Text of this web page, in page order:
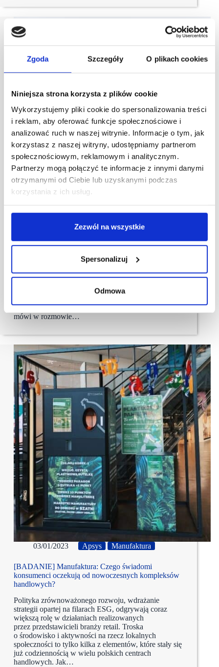
Zgoda Szczegóły O plikach cookies
Niniejsza strona korzysta z plików cookie
Wykorzystujemy pliki cookie do spersonalizowania treści
i reklam, aby oferować funkcje społecznościowe i
analizować ruch w naszej witrynie. Informacje o tym, jak
korzystasz z naszej witryny, udostępniamy partnerom
społecznościowym, reklamowym i analitycznym.
Partnerzy mogą połączyć te informacje z innymi danymi
otrzymanymi od Ciebie lub uzyskanymi podczas
korzystania z ich usług.
Zezwól na wszystkie
Spersonalizuj
Odmowa
Polska: stawiamy na lokalność
Nie mamy kompleksów – wiemy, że klienci cenią nas
za lokalizację, dostępność miejsc parkingowych,
z różnorodną ofertą sklepów i punktów usługowych.
że nasze centrum jest w bardzo dobrej kondycji –
mówi w rozmowie…
03/01/2023 Apsys Manufaktura
[BADANIE] Manufaktura: Czego świadomi
konsumenci oczekują od nowoczesnych kompleksów
handlowych?
Polityka zrównoważonego rozwoju, wdrażanie
strategii opartej na filarach ESG, odgrywają coraz
większą rolę w działaniach realizowanych
przez przedstawicieli branży retail. Troska
o środowisko i aktywności na rzecz lokalnych
społeczności to tylko kilka z elementów, które stały się
już codziennością w wielu polskich centrach
handlowych. Jak…